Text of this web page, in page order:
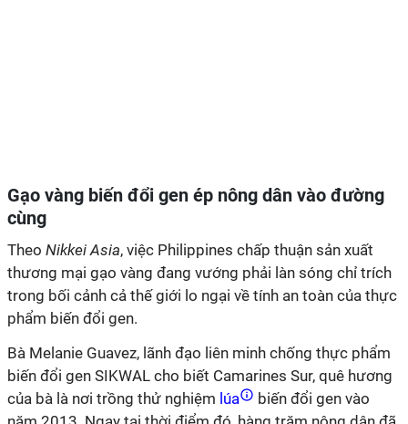
Gạo vàng biến đổi gen ép nông dân vào đường
cùng
Theo Nikkei Asia, việc Philippines chấp thuận sản xuất
thương mại gạo vàng đang vướng phải làn sóng chỉ trích
trong bối cảnh cả thế giới lo ngại về tính an toàn của thực
phẩm biến đổi gen.
Bà Melanie Guavez, lãnh đạo liên minh chống thực phẩm
biến đổi gen SIKWAL cho biết Camarines Sur, quê hương
của bà là nơi trồng thử nghiệm lúa
biến đổi gen vào